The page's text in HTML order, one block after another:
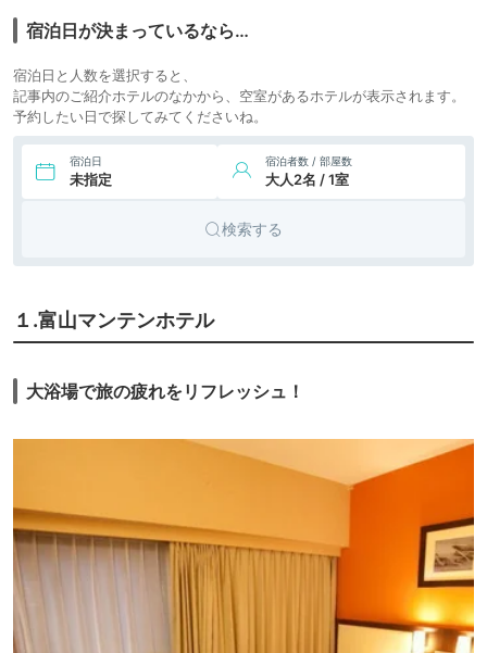
宿泊日が決まっているなら…
宿泊日と人数を選択すると、
記事内のご紹介ホテルのなかから、空室があるホテルが表示されます。
予約したい日で探してみてくださいね。
宿泊日
未指定
宿泊者数 / 部屋数
大人2名 / 1室
検索する
１.富山マンテンホテル
大浴場で旅の疲れをリフレッシュ！